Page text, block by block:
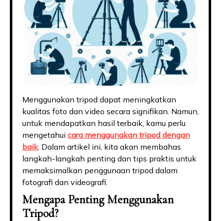
Menggunakan tripod dapat meningkatkan
kualitas foto dan video secara signifikan. Namun,
untuk mendapatkan hasil terbaik, kamu perlu
mengetahui cara menggunakan tripod dengan
baik. Dalam artikel ini, kita akan membahas
langkah-langkah penting dan tips praktis untuk
memaksimalkan penggunaan tripod dalam
fotografi dan videografi.
Mengapa Penting Menggunakan
Tripod?